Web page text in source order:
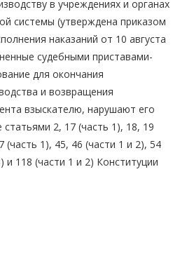
в учреждениях и органах
системы (утверждена приказом
наказаний от 10 августа
судебными приставами-
для окончания
и возвращения
взыскателю, нарушают его
2, 17 (часть 1), 18, 19
(часть 1), 45, 46 (части 1 и 2), 54
и 118 (части 1 и 2) Конституции